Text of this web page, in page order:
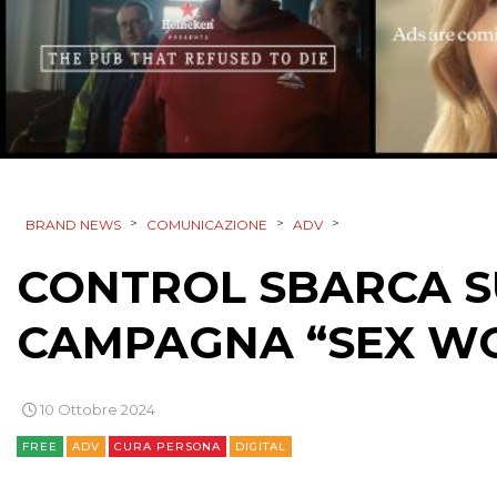
BRAND NEWS > COMUNICAZIONE > ADV >
CONTROL SBARCA
CAMPAGNA “SEX
10 Ottobre 2024
FREE ADV CURA PERSONA DIGITAL